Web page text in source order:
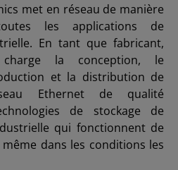
met en réseau de manière
les applications de
En tant que fabricant,
la conception, le
et la distribution de
Ethernet de qualité
de stockage de
qui fonctionnent de
dans les conditions les